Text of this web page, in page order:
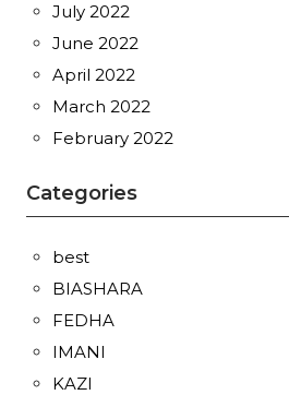
July 2022
June 2022
April 2022
March 2022
February 2022
Categories
best
BIASHARA
FEDHA
IMANI
KAZI